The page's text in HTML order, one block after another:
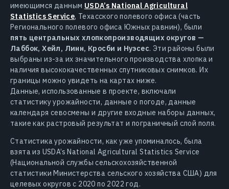
имеющимся данным USDA’s National Agricultural
Statistics Service, Техасского полевого офиса (часть
Регионального полевого офиса Южных равнин), были
пять центральных хлопкопроизводящих округов —
Лаббок, Хейл, Линн, Кросби и Нуэсес. Эти районы были
выбраны из-за их значительного производства хлопка и
наличия высококачественных спутниковых снимков. Их
границы можно увидеть на картах ниже.
Данные, использованные в проекте, включали
статистику урожайности, данные о погоде, данные
календаря севосмены и другие входные наборы данных,
такие как растровый результат и пограничный слой поля.
Статистика урожайности, как уже упоминалось, была
взята из USDA’s National Agricultural Statistics Service
(Национальной службы сельскохозяйственной
статистики Министерства сельского хозяйства США) для
целевых округов с 2020 по 2022 год.